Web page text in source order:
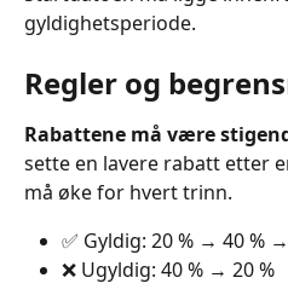
gyldighetsperiode.
Regler og
Rabattene må være
sette en lavere rabatt etter
må øke for hvert trinn.
✅ Gyldig: 20 % → 40 %
❌ Ugyldig: 40 % → 20 %